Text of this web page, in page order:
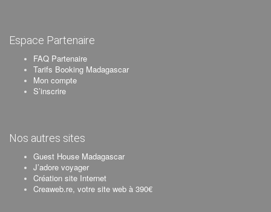
Espace Partenaire
FAQ Partenaire
Tarifs Booking Madagascar
Mon compte
S’inscrire
Nos autres sites
Guest House Madagascar
J’adore voyager
Création site Internet
Creaweb.re, votre site web à 390€